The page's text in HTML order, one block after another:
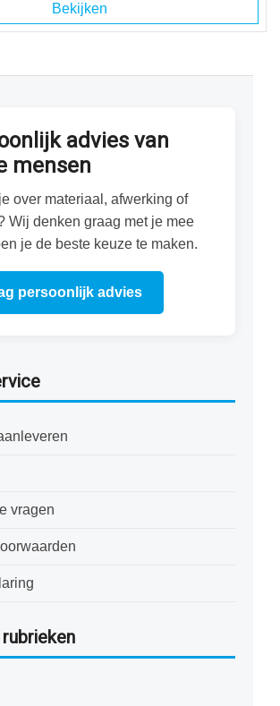
Bekijken
advies van
mensen
over materiaal, afwerking of
Wij denken graag met je mee
je de beste keuze te maken.
persoonlijk advies
vragen